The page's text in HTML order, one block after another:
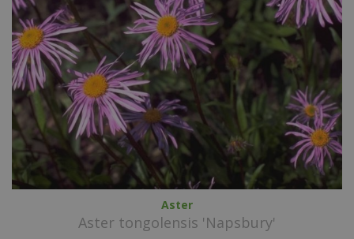
Aster
Aster tongolensis 'Napsbury'